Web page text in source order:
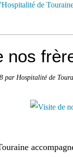
de
nos
par Hospitalité de